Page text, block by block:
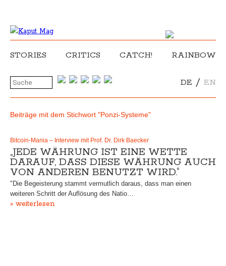
STORIES CRITICS CATCH! RAINBOW
DE / EN
Beiträge mit dem Stichwort "Ponzi-Systeme"
Bitcoin-Mania – Interview mit Prof. Dr. Dirk Baecker
„JEDE WÄHRUNG IST EINE WETTE
DARAUF, DASS DIESE WÄHRUNG AUCH
VON ANDEREN BENUTZT WIRD.“
"Die Begeisterung stammt vermutlich daraus, dass man einen
weiteren Schritt der Auflösung des Natio…
» weiterlesen